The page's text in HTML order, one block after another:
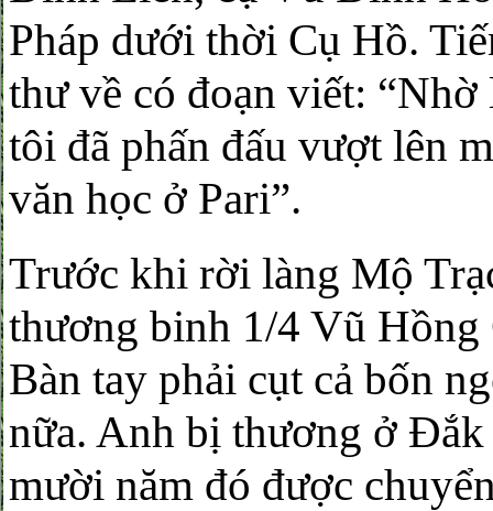
Pháp dưới thời Cụ Hồ.
thư về có đoạn viết:
tôi đã phấn đấu vượt lên
văn học ở Pari”.
Trước khi rời làng Mộ
thương binh 1/4 Vũ Hồng
Bàn tay phải cụt cả bốn
nữa. Anh bị thương ở
mười năm đó được